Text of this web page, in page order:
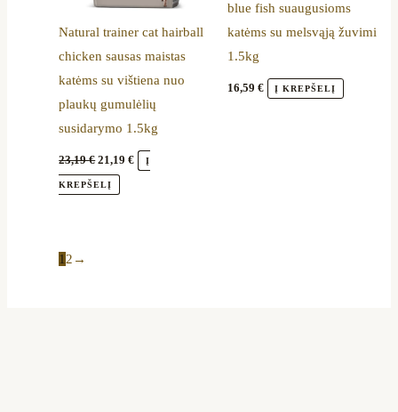
Natural trainer cat hairball
chicken sausas maistas
katėms su vištiena nuo
plaukų gumulėlių
susidarymo 1.5kg
23,19€ 21,19€ Į
KREPŠELĮ
blue fish suaugusioms
katėms su melsvąją žuvimi
1.5kg
16,59 € Į KREPŠELĮ
1 2 →